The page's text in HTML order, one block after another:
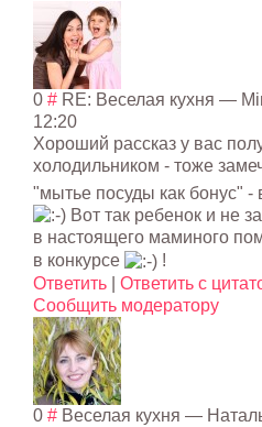
0 # RE: Веселая кухня —
12:20
Хороший рассказ у вас
холодильником - тоже
"мытье посуды как бонус"
Вот так ребенок и не
в настоящего маминого
в конкурсе
!
Ответить
Ответить с
Сообщить модератору
0 # Веселая кухня —